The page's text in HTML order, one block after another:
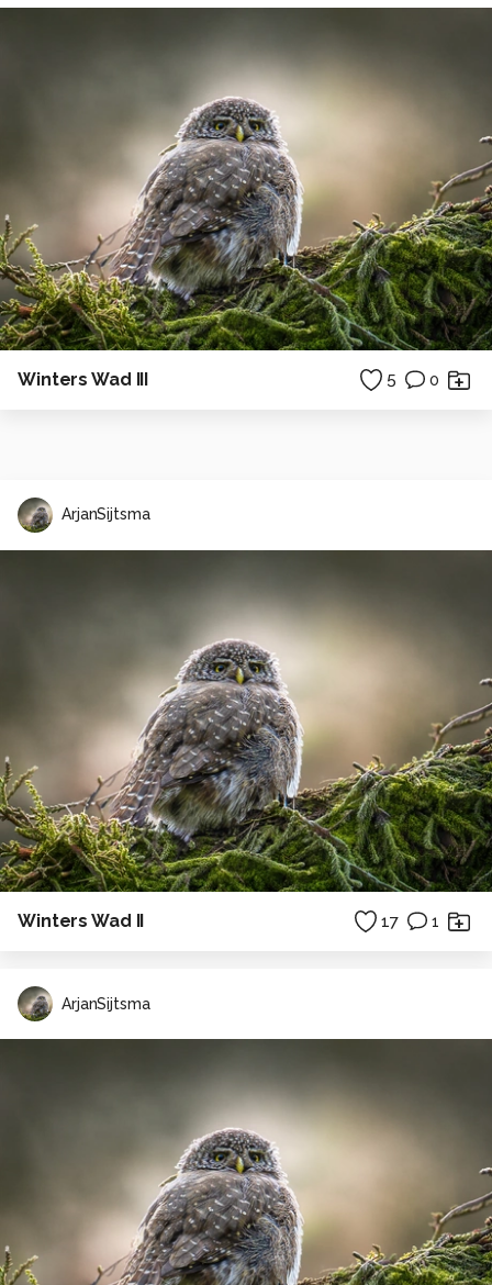
Winters Wad III 5 0
ArjanSijtsma
Winters Wad II 17 1
ArjanSijtsma